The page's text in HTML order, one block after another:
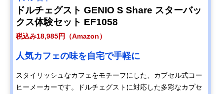
ドルチェグスト GENIO S Share スターバッ
クス体験セット EF1058
税込み18,985円（Amazon）
人気カフェの味を自宅で手軽に
スタイリッシュなカフェをモチーフにした、カプセル式コー
ヒーメーカーです。ドルチェグストに対応した多彩なカプセ